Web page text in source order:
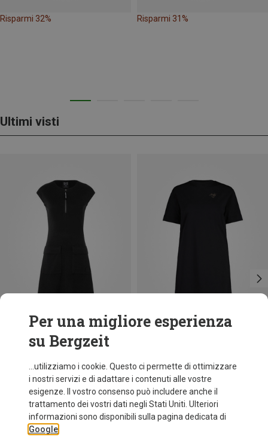
Risparmi 32% Risparmi 31%
Ultimi visti
Risparmi 52%
Per una migliore esperienza
su Bergzeit
...utilizziamo i cookie. Questo ci permette di ottimizzare
i nostri servizi e di adattare i contenuti alle vostre
esigenze. Il vostro consenso può includere anche il
trattamento dei vostri dati negli Stati Uniti. Ulteriori
informazioni sono disponibili sulla pagina dedicata di
Google